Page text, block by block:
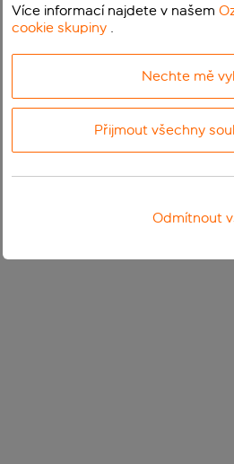
Více informací najdete v našem
cookie skupiny .
Nechte mě
Přijmout všechny
Odmítnout